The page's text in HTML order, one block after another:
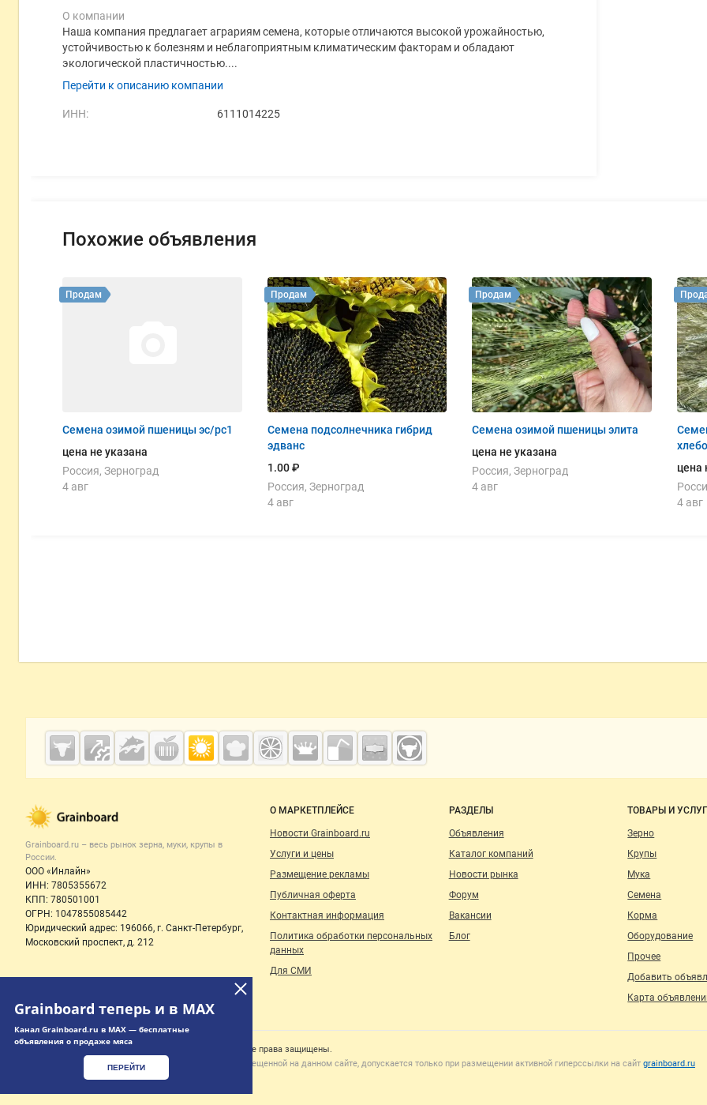
О компании
Наша компания предлагает аграриям семена, которые отличаются высокой урожайностью,
устойчивостью к болезням и неблагоприятным климатическим факторам и обладают
экологической пластичностью....
Перейти к описанию компании
ИНН: 6111014225
Похожие объявления
Семена озимой пшеницы эс/рс1
цена не указана
Россия, Зерноград
4 авг
Продам
Семена подсолнечника гибрид
эдванс
1.00 ₽
Россия, Зерноград
4 авг
Продам
Семена озимой пшеницы элита
цена не указана
Россия, Зерноград
4 авг
Продам
цена
4 авг
Grainboard теперь и в MAX
Канал Grainboard.ru в MAX — бесплатные
объявления о продаже мяса
ПЕРЕЙТИ
Дополнительная информация
Cсылки на полезные проекты
Grainboard.ru
Важные разделы и контакты
Grainboard.ru – весь рынок зерна, муки, крупы в
России.
ООО «Инлайн»
ИНН: 7805355672
КПП: 780501001
ОГРН: 1047855085442
Юридический адрес: 196066, г. Санкт-Петербург,
Московский проспект, д. 212
Навигация по сайту
О МАРКЕТПЛЕЙСЕ
Новости Grainboard.ru
Услуги и цены
Размещение рекламы
Публичная оферта
Контактная информация
Политика обработки персональных
данных
Для СМИ
РАЗДЕЛЫ
Объявления
Каталог компаний
Новости рынка
Форум
Вакансии
Блог
ТОВАРЫ И
Зерно
Крупы
Мука
Семена
Корма
Оборудование
Прочее
Добавить
Карта
Счетчики, авторское право, логотипы
© 2006‑2026 ООО “Инлайн”. 12+ Все права защищены.
Использование информации, размещенной на данном сайте, допускается только при размещении активной гиперссылки на сайт grainboard.ru